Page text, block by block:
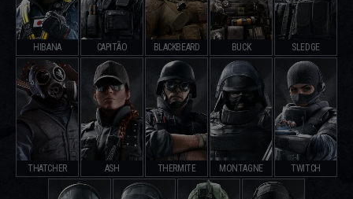
HIBANA CAPITÃO BLACKBEARD BUCK SLEDGE
THATCHER ASH THERMITE MONTAGNE TWITCH